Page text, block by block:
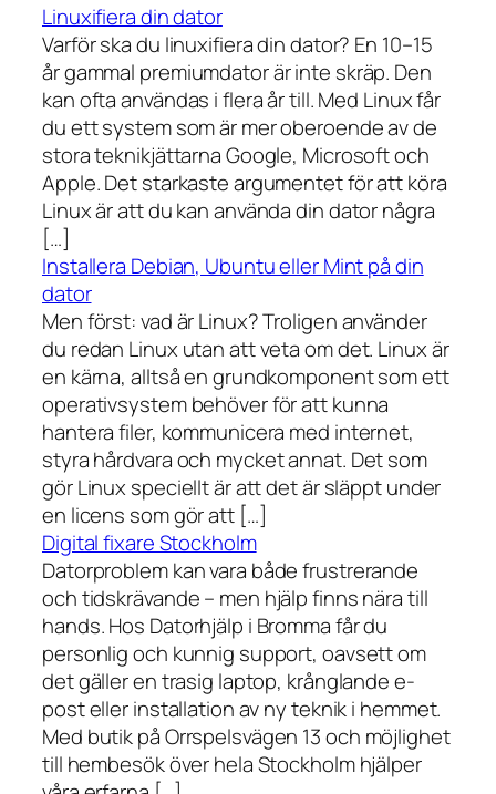
Linuxifiera din dator
Varför ska du linuxifiera din dator? En 10–15
år gammal premiumdator är inte skräp. Den
kan ofta användas i flera år till. Med Linux får
du ett system som är mer oberoende av de
stora teknikjättarna Google, Microsoft och
Apple. Det starkaste argumentet för att köra
Linux är att du kan använda din dator några
[…]
Installera Debian, Ubuntu eller Mint på din
dator
Men först: vad är Linux? Troligen använder
du redan Linux utan att veta om det. Linux är
en kärna, alltså en grundkomponent som ett
operativsystem behöver för att kunna
hantera filer, kommunicera med internet,
styra hårdvara och mycket annat. Det som
gör Linux speciellt är att det är släppt under
en licens som gör att […]
Digital fixare Stockholm
Datorproblem kan vara både frustrerande
och tidskrävande – men hjälp finns nära till
hands. Hos Datorhjälp i Bromma får du
personlig och kunnig support, oavsett om
det gäller en trasig laptop, krånglande e-
post eller installation av ny teknik i hemmet.
Med butik på Orrspelsvägen 13 och möjlighet
till hembesök över hela Stockholm hjälper